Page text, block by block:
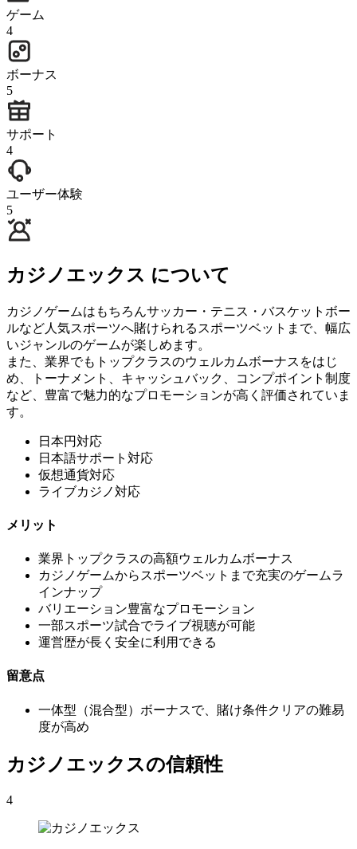
ゲーム
4
ボーナス
5
サポート
4
ユーザー体験
5
カジノエックス について
カジノゲームはもちろんサッカー・テニス・バスケットボー
ルなど人気スポーツへ賭けられるスポーツベットまで、幅広
いジャンルのゲームが楽しめます。
また、業界でもトップクラスのウェルカムボーナスをはじ
め、トーナメント、キャッシュバック、コンプポイント制度
など、豊富で魅力的なプロモーションが高く評価されていま
す。
日本円対応
日本語サポート対応
仮想通貨対応
ライブカジノ対応
メリット
業界トップクラスの高額ウェルカムボーナス
カジノゲームからスポーツベットまで充実のゲームラ
インナップ
バリエーション豊富なプロモーション
一部スポーツ試合でライブ視聴が可能
運営歴が長く安全に利用できる
留意点
一体型（混合型）ボーナスで、賭け条件クリアの難易
度が高め
カジノエックスの信頼性
4